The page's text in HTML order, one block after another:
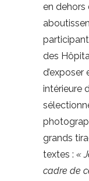
en dehors
des
d’exposer
intérieure
grands
textes : «
cadre de